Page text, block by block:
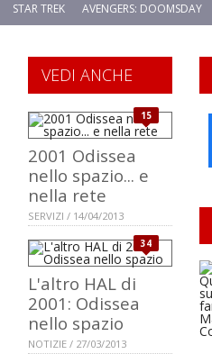
STAR TREK AVENGERS: DOOMSDAY
VEDI ANCHE
15
2001 Odissea
nello spazio... e
nella rete
SERVIZI / 14/04/2013
34
L'altro HAL di
2001: Odissea
nello spazio
NOTIZIE / 27/03/2013